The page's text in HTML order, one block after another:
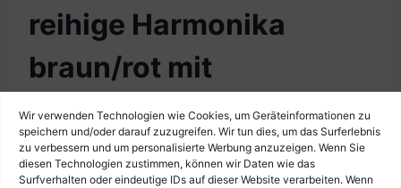
Wir verwenden Technologien wie Cookies, um Geräteinformationen zu
speichern und/oder darauf zuzugreifen. Wir tun dies, um das Surferlebnis
zu verbessern und um personalisierte Werbung anzuzeigen. Wenn Sie
diesen Technologien zustimmen, können wir Daten wie das
Surfverhalten oder eindeutige IDs auf dieser Website verarbeiten. Wenn
reihige Harmonika
braun/rot mit
Verstellerspindel